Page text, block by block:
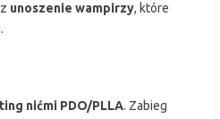
unoszenie wampirzy, które
nićmi PDO/PLLA. Zabieg